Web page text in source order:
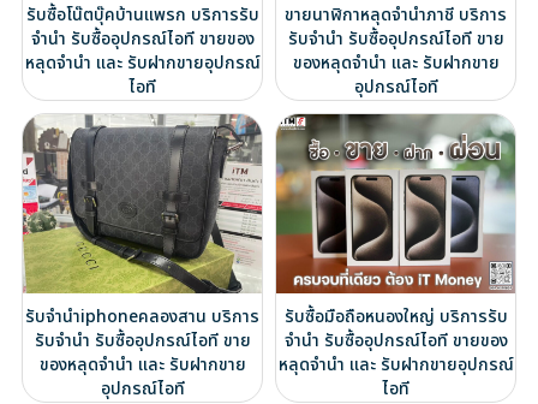
รับซื้อโน๊ตบุ๊คบ้านแพรก บริการรับ
จำนำ รับซื้ออุปกรณ์ไอที ขายของ
หลุดจำนำ และ รับฝากขายอุปกรณ์
ไอที
ขายนาฬิกาหลุดจำนำภาชี บริการ
รับจำนำ รับซื้ออุปกรณ์ไอที ขาย
ของหลุดจำนำ และ รับฝากขาย
อุปกรณ์ไอที
รับจำนำiphoneคลองสาน บริการ
รับจำนำ รับซื้ออุปกรณ์ไอที ขาย
ของหลุดจำนำ และ รับฝากขาย
อุปกรณ์ไอที
รับซื้อมือถือหนองใหญ่ บริการรับ
จำนำ รับซื้ออุปกรณ์ไอที ขายของ
หลุดจำนำ และ รับฝากขายอุปกรณ์
ไอที